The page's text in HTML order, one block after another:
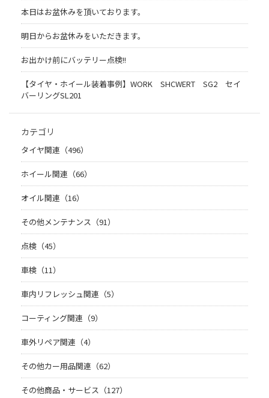
本日はお盆休みを頂いております。
明日からお盆休みをいただきます。
お出かけ前にバッテリー点検!!
【タイヤ・ホイール装着事例】WORK SHCWERT SG2 セイ
バーリングSL201
カテゴリ
タイヤ関連（496）
ホイール関連（66）
オイル関連（16）
その他メンテナンス（91）
点検（45）
車検（11）
車内リフレッシュ関連（5）
コーティング関連（9）
車外リペア関連（4）
その他カー用品関連（62）
その他商品・サービス（127）